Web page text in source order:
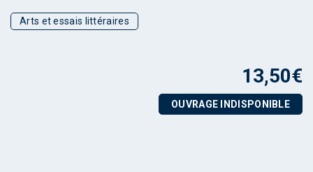
Arts et essais littéraires
13,50€
OUVRAGE INDISPONIBLE